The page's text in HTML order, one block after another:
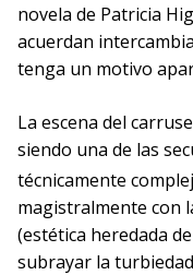
novela de Patricia
acuerdan
tenga un motivo
La escena del
siendo una de las
técnicamente
magistralmente con
(estética heredada
subrayar la